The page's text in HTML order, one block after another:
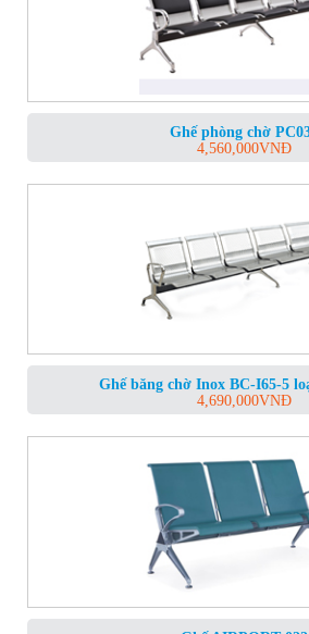
Ghế phòng chờ
4,560,000VNĐ
Ghế băng chờ Inox BC-I65-5
4,690,000VNĐ